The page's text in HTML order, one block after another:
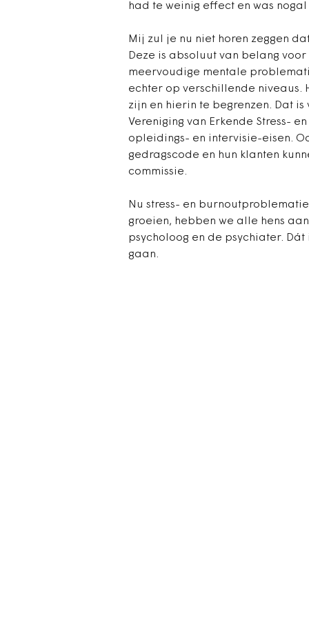
had te weinig effect en was
Mij zul je nu niet horen zeggen
Deze is absoluut van belang
meervoudige mentale
echter op verschillende niveaus.
zijn en hierin te begrenzen. Dat
Vereniging van Erkende Stress-
opleidings- en intervisie-eisen.
gedragscode en hun klanten
commissie.
Nu stress- en
groeien, hebben we alle hens
psycholoog en de psychiater.
gaan.